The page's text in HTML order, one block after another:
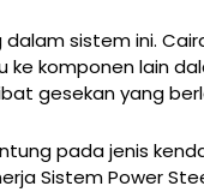
sistem ini.
komponen lain
gesekan yang
pada jenis
Sistem Power